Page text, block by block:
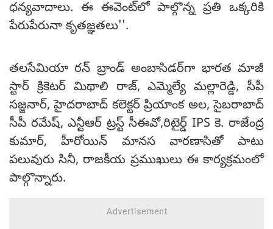
ధన్యవాదాలు. ఈ ఈవెంట్‌లో పాల్గొన్న ప్రతి ఒక్కరికి
పేరుపేరునా కృతజ్ఞతలు''.
తలసేమియా రన్ బ్రాండ్ అంబాసిడర్‌గా భారత మాజీ
స్టార్ క్రికెటర్ మిథాలి రాజ్, ఎమ్మెల్యే మల్లారెడ్డి, సీపీ
సజ్జనార్‌, హైదరాబాద్ కలెక్టర్ ప్రియాంక అల, సైబరాబాద్
సీపీ రమేష్, ఎన్టీఆర్ ట్రస్ట్ సీఈవో,రిటైర్డ్ IPS కె. రాజేంద్ర
కుమార్, హీరోయిన్ మానస వారణాసితో పాటు
పలువురు సినీ, రాజకీయ ప్రముఖులు ఈ కార్యక్రమంలో
పాల్గొన్నారు.